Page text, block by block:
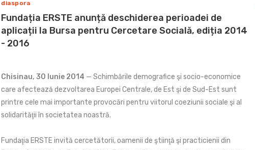
diaspora
Fundația ERSTE anunță deschiderea perioadei de
aplicații la Bursa pentru Cercetare Socială, ediția 2014
- 2016
Chisinau, 30 Iunie 2014 — Schimbările demografice şi socio-economice
care afectează dezvoltarea Europei Centrale, de Est şi de Sud-Est sunt
printre cele mai importante provocări pentru viitorul coeziunii sociale şi al
solidarităţii în societatea noastră.
Fundaţia ERSTE invită cercetătorii, oamenii de ştiinţă şi practicienii din